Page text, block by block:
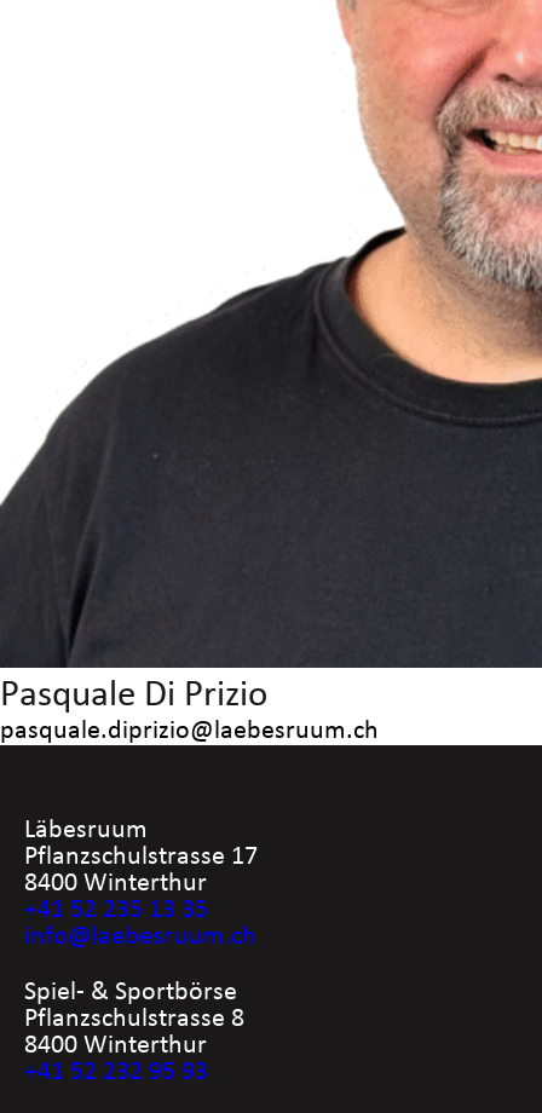
Pasquale Di Prizio
pasquale.diprizio@laebesruum.ch
Läbesruum
Pflanzschulstrasse 17
8400 Winterthur
+41 52 235 13 35
info@laebesruum.ch
Spiel- & Sportbörse
Pflanzschulstrasse 8
8400 Winterthur
+41 52 232 95 93